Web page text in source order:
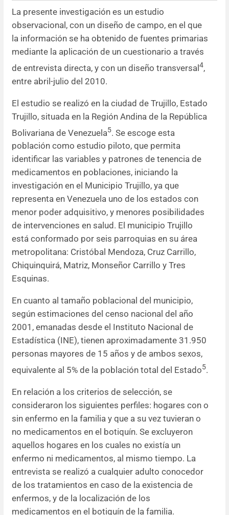
La presente investigación es un estudio
observacional, con un diseño de campo, en el que
la información se ha obtenido de fuentes primarias
mediante la aplicación de un cuestionario a través
de entrevista directa, y con un diseño transversal4,
entre abril-julio del 2010.
El estudio se realizó en la ciudad de Trujillo, Estado
Trujillo, situada en la Región Andina de la República
Bolivariana de Venezuela5. Se escoge esta
población como estudio piloto, que permita
identificar las variables y patrones de tenencia de
medicamentos en poblaciones, iniciando la
investigación en el Municipio Trujillo, ya que
representa en Venezuela uno de los estados con
menor poder adquisitivo, y menores posibilidades
de intervenciones en salud. El municipio Trujillo
está conformado por seis parroquias en su área
metropolitana: Cristóbal Mendoza, Cruz Carrillo,
Chiquinquirá, Matriz, Monseñor Carrillo y Tres
Esquinas.
En cuanto al tamaño poblacional del municipio,
según estimaciones del censo nacional del año
2001, emanadas desde el Instituto Nacional de
Estadística (INE), tienen aproximadamente 31.950
personas mayores de 15 años y de ambos sexos,
equivalente al 5% de la población total del Estado5.
En relación a los criterios de selección, se
consideraron los siguientes perfiles: hogares con o
sin enfermo en la familia y que a su vez tuvieran o
no medicamentos en el botiquín. Se excluyeron
aquellos hogares en los cuales no existía un
enfermo ni medicamentos, al mismo tiempo. La
entrevista se realizó a cualquier adulto conocedor
de los tratamientos en caso de la existencia de
enfermos, y de la localización de los
medicamentos en el botiquín de la familia.